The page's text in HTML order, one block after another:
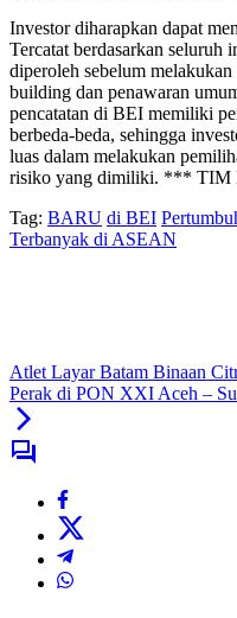
Investor diharapkan dapat
Tercatat berdasarkan seluruh
diperoleh sebelum
building dan penawaran
pencatatan di BEI memiliki
berbeda-beda, sehingga
luas dalam melakukan
risiko yang dimiliki. *** TIM
Tag: BARU di BEI
Terbanyak di ASEAN
Atlet Layar Batam Binaan
Perak di PON XXI Aceh –